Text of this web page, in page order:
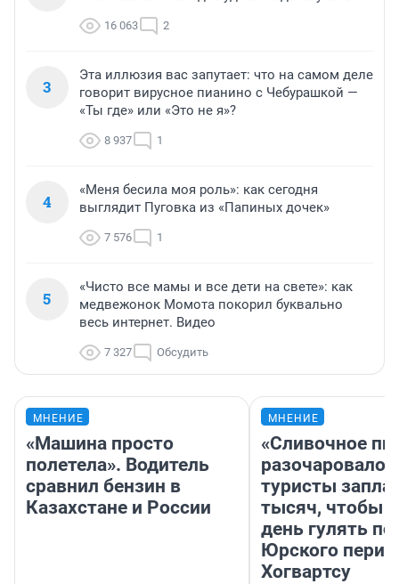
16 063 2
3
Эта иллюзия вас запутает: что на самом деле
говорит вирусное пианино с Чебурашкой —
«Ты где» или «Это не я»?
8 937 1
4
«Меня бесила моя роль»: как сегодня
выглядит Пуговка из «Папиных дочек»
7 576 1
5
«Чисто все мамы и все дети на свете»: как
медвежонок Момота покорил буквально
весь интернет. Видео
7 327 Обсудить
МНЕНИЕ
«Машина просто
полетела». Водитель
сравнил бензин в
Казахстане и России
МНЕНИЕ
«Сливочное
разочаровало»:
туристы
тысяч, чтобы
день гулять по
Юрского
Хогвартсу